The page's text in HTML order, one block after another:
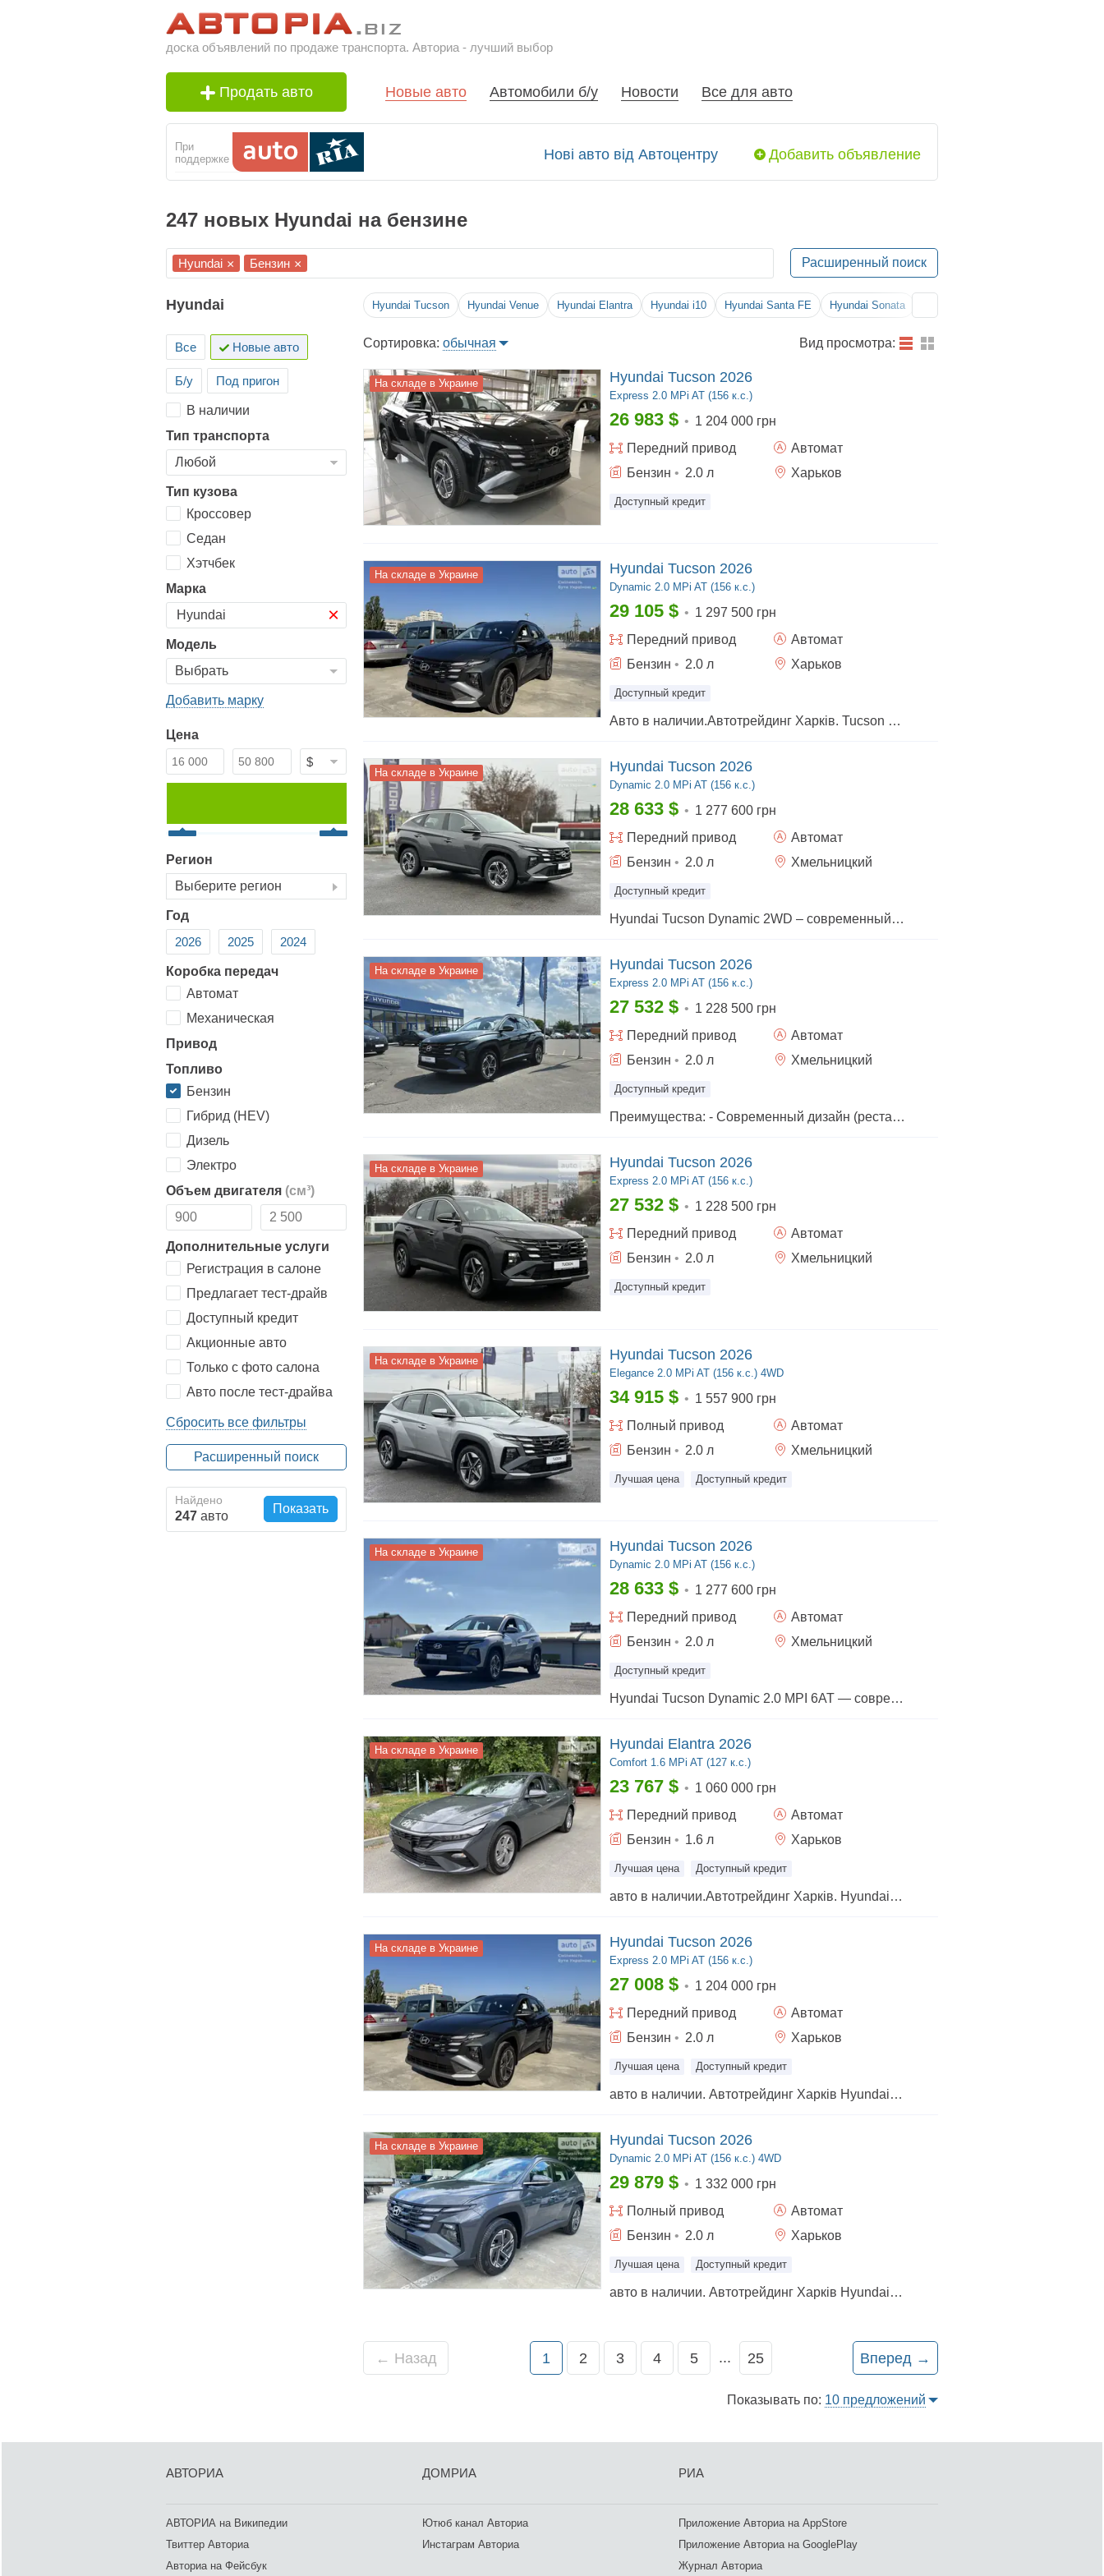
доска объявлений по продаже транспорта. Авториа - лучший выбор
Продать авто Новые авто Автомобили б/у Новости Все для авто
При
поддержке
Нові авто від Автоцентру Добавить объявление
247 новых Hyundai на бензине
Расширенный поиск
Hyundai × Бензин ×
Hyundai Hyundai Tucson Hyundai Venue Hyundai Elantra Hyundai i10 Hyundai Santa FE Hyundai Sonata
Все Новые авто
Б/у Под пригон
В наличии
Тип транспорта
Тип кузова
Кроссовер
Седан
Хэтчбек
Марка
×
Модель
Добавить марку
Цена
Регион
Выберите регион
Год
2026
2025 2024
Коробка передач
Автомат
Механическая
Привод
Топливо
Бензин
Гибрид (HEV)
Дизель
Электро
Объем двигателя (см³)
Дополнительные услуги
Регистрация в салоне
Предлагает тест-драйв
Доступный кредит
Акционные авто
Только с фото салона
Авто после тест-драйва
Сбросить все фильтры
Расширенный поиск
Найдено
247 авто
Показать
Сортировка: обычная Вид просмотра:
Hyundai Tucson 2026
Express 2.0 MPi AT (156 к.с.)
26 983 $ • 1 204 000 грн
Передний привод
Автомат
Бензин • 2.0 л Харьков
На складе в Украине
Доступный кредит
Hyundai Tucson 2026
Dynamic 2.0 MPi AT (156 к.с.)
29 105 $ • 1 297 500 грн
Передний привод
Автомат
Бензин • 2.0 л Харьков
На складе в Украине
Доступный кредит
Авто в наличии.Автотрейдинг Харків. Tucson 2.0л. автомат 4х2 комплектация- Dynamic, цвет салона-черный, цвет авто-темно зеленый, 2026 г.в. Приобрести возможно: - за наличные -у кредит -в лизинг -есть трейд ин - есть доставка по Украине (оплачивается отдельно) Ждем Вас.
Hyundai Tucson 2026
Dynamic 2.0 MPi AT (156 к.с.)
28 633 $ • 1 277 600 грн
Передний привод
Автомат
Бензин • 2.0 л Хмельницкий
На складе в Украине
Доступный кредит
Hyundai Tucson Dynamic 2WD – современный кроссовер для комфортных путешествий и ежедневного использования. Новый Hyundai Tucson в комплектации Dynamic сочетает стильный дизайн, современные технологии, высокий уровень безопасности и экономичность. Автомобиль оснащен надежным передним приводом (2WD), что обеспечивает комфортное управление, оптимальный расход топлива и уверенное поведение на дороге. Комплектация Dynamic включает: бензиновый двигатель 2.0 MPI; автоматическую коробку передач; полностью светодиодную (LED) оптику; легкосплавные диски; мультимедийную систему с большим сенсорным дисплеем и поддержкой Apple CarPlay и Android Auto; цифровую панель приборов; двухзонный климат-контроль; подогрев передних сидений и руля; камеру заднего вида с парковочными датчиками; круиз-контроль; широкий комплекс систем активной безопасности Hyundai SmartSense.
Hyundai Tucson 2026
Express 2.0 MPi AT (156 к.с.)
27 532 $ • 1 228 500 грн
Передний привод
Автомат
Бензин • 2.0 л Хмельницкий
На складе в Украине
Доступный кредит
Преимущества: - Современный дизайн (рестайлинг PE) - Просторный салон и большой багажник - Надежный атмосферный двигатель Кредит / лизинг от 0% - Доставка по всей Украине - Возможно оформление “под ключ”
Hyundai Tucson 2026
Express 2.0 MPi AT (156 к.с.)
27 532 $ • 1 228 500 грн
Передний привод
Автомат
Бензин • 2.0 л Хмельницкий
На складе в Украине
Доступный кредит
Hyundai Tucson 2026
Elegance 2.0 MPi AT (156 к.с.) 4WD
34 915 $ • 1 557 900 грн
Полный привод
Автомат
Бензин • 2.0 л Хмельницкий
На складе в Украине
Лучшая цена Доступный кредит
Hyundai Tucson 2026
Dynamic 2.0 MPi AT (156 к.с.)
28 633 $ • 1 277 600 грн
Передний привод
Автомат
Бензин • 2.0 л Хмельницкий
На складе в Украине
Доступный кредит
Hyundai Tucson Dynamic 2.0 MPI 6AT — современный кроссовер, который сочетает стильный дизайн, высокий уровень комфорта и проверенную надежность. Атмосферный бензиновый двигатель 2.0 MPI мощностью 156 л.с. в паре с 6-ступенчатой автоматической коробкой передач обеспечивает плавное ускорение, комфортное управление и оптимальный расход топлива как в городе, так и на трассе. Комплектация Dynamic предлагает все необходимое для ежедневных поездок и путешествий: цифровую панель приборов, мультимедийную систему с большим сенсорным дисплеем и поддержкой Apple CarPlay и Android Auto, двухзонный климат-контроль, камеру заднего вида, передние и задние парктроники, подогрев передних сидений и руля, бесконтактный доступ с кнопкой запуска двигателя, круиз-контроль, LED-оптику и широкий комплекс современных систем безопасности и помощи водителю. Благодаря простому салону, вместительному багажному отделению и продуманной эргономике Hyundai Tucson Dynamic станет отличным выбором как для активной городской жизни, так и для семейных путешествий. Hyundai Tucson Dynamic 2.0 MPI 6AT — это сочетание современных технологий, комфорта и проверенной надежности, которое дарит уверенность и удовольствие от каждой поездки.
Hyundai Elantra 2026
Comfort 1.6 MPi AT (127 к.с.)
23 767 $ • 1 060 000 грн
Передний привод
Автомат
Бензин • 1.6 л Харьков
На складе в Украине
Лучшая цена Доступный кредит
авто в наличии.Автотрейдинг Харків. Hyundai Elantra 1.6л. автомат 4х2 комплектация-Comfort, цвет салона-черный, цвет авто-графит, 2026г.в. приобрести возможно: - за наличные -у кредит -в лизинг - есть трейд ин - есть доставка по Украине (оплата отдельно) Ждем Вас.
Hyundai Tucson 2026
Express 2.0 MPi AT (156 к.с.)
27 008 $ • 1 204 000 грн
Передний привод
Автомат
Бензин • 2.0 л Харьков
На складе в Украине
Лучшая цена Доступный кредит
авто в наличии. Автотрейдинг Харків Hyundai Tucson 2.0л. автомат 4х2, комплектация-Express, цвет салона-черный, цвет авто-темно зеленый, 2026 г.в. приобрести возможно: - за наличные -у кредит -в лизинг - есть трейд ин - есть доставка по Украине (оплачивается отдельно) Ждем Вас.
Hyundai Tucson 2026
Dynamic 2.0 MPi AT (156 к.с.) 4WD
29 879 $ • 1 332 000 грн
Полный привод
Автомат
Бензин • 2.0 л Харьков
На складе в Украине
Лучшая цена Доступный кредит
авто в наличии. Автотрейдинг Харків Hyundai Tucson 2.0л. автомат 4х4, комплектация-Dynamic, цвет салона-черный, цвет авто-графит, 2026 г.в. приобрести возможно: - за наличные -у кредит -в лизинг - есть трейд ин - есть доставка по Украине (оплачивается отдельно) Ждем Вас.
← Назад 1 2 3 4 5 ... 25 Вперед →
Показывать по: 10 предложений
АВТОРИА ДОМРИА РИА
АВТОРИА на Википедии
Твиттер Авториа
Авториа на Фейсбук
Ютюб канал Авториа
Инстаграм Авториа
Приложение Авториа на AppStore
Приложение Авториа на GooglePlay
Журнал Авториа